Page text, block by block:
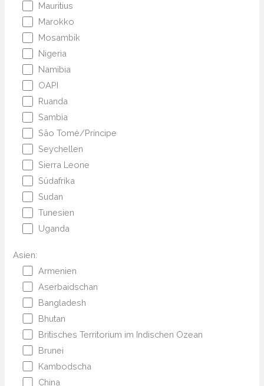
Mauritius
Marokko
Mosambik
Nigeria
Namibia
OAPI
Ruanda
Sambia
São Tomé/Príncipe
Seychellen
Sierra Leone
Südafrika
Sudan
Tunesien
Uganda
Asien:
Armenien
Aserbaidschan
Bangladesh
Bhutan
Britisches Territorium im Indischen Ozean
Brunei
Kambodscha
China